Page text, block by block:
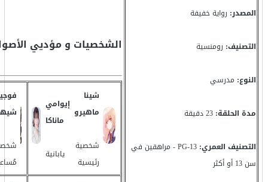
المصدر: رواية خفيفة
التصنيف: رومنسية
النوع: مدرسي
مدة الحلقة: 23 دقيقة
التصنيف العمري:
PG-13 - مراهقين في
سن 13 أو أكثر
الشخصيات و مؤديي
شينا
ماهيرو
شخصية
رئيسية
إيوامي
ماناكا
يابانية